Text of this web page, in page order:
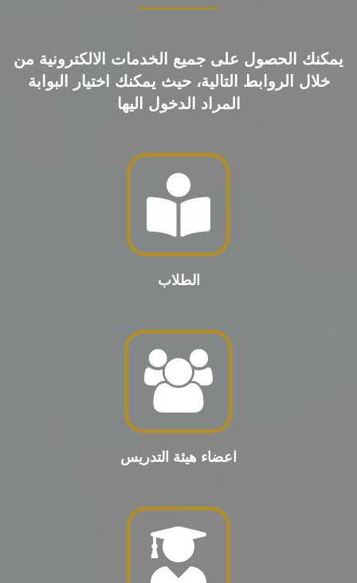
يمكنك الحصول على جميع الخدمات الالكترونية من
خلال الروابط التالية، حيث يمكنك اختيار البوابة
المراد الدخول اليها
الطلاب
اعضاء هيئة التدريس